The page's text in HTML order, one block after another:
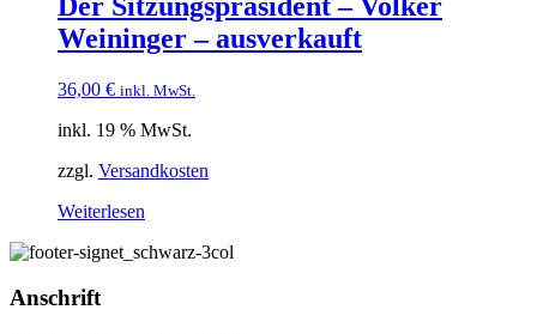
Weininger – ausverkauft
36,00 € inkl. MwSt.
inkl. 19 % MwSt.
zzgl. Versandkosten
Weiterlesen
Anschrift